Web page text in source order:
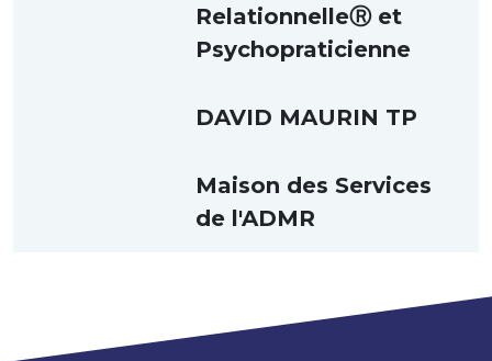
RelationnelleⓇ et
Psychopraticienne
DAVID MAURIN TP
Maison des Services
de l'ADMR